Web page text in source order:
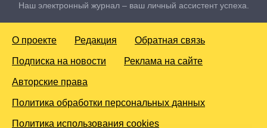
Наш электронный журнал – ваш личный ассистент успеха.
О проекте Редакция Обратная связь
Подписка на новости Реклама на сайте
Авторские права
Политика обработки персональных данных
Политика использования cookies